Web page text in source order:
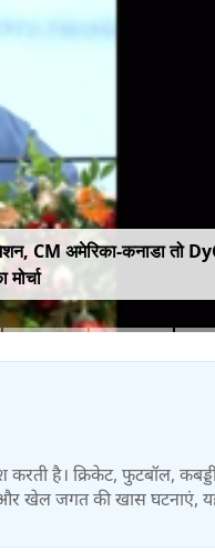
CM अमेरिका-कनाडा तो
है। क्रिकेट, फुटबॉल,
खेल जगत की खास घटनाएं,